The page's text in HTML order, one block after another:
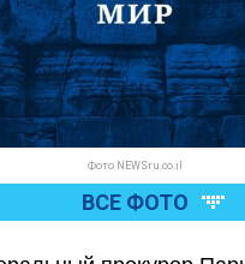
Фото NEWSru.co.il
ВСЕ ФОТО